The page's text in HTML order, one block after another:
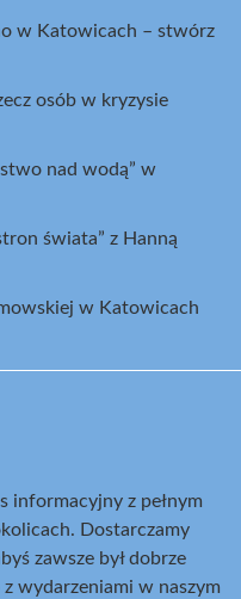
w Katowicach – stwórz
osób w kryzysie
nad wodą” w
świata” z Hanną
w Katowicach
informacyjny z pełnym
Dostarczamy
zawsze był dobrze
wydarzeniami w naszym